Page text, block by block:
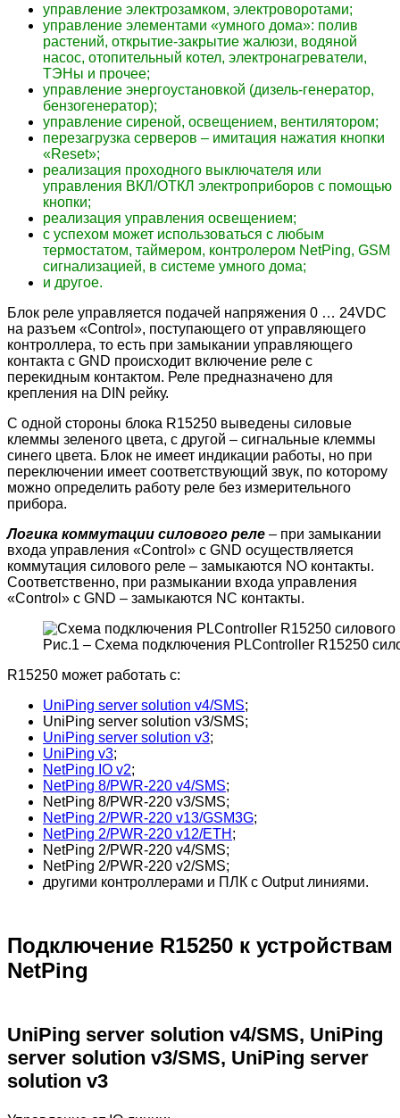
управление электрозамком, электроворотами;
управление элементами «умного дома»: полив
растений, открытие-закрытие жалюзи, водяной
насос, отопительный котел, электронагреватели,
ТЭНы и прочее;
управление энергоустановкой (дизель-генератор,
бензогенератор);
управление сиреной, освещением, вентилятором;
перезагрузка серверов – имитация нажатия кнопки
«Reset»;
реализация проходного выключателя или
управления ВКЛ/ОТКЛ электроприборов с помощью
кнопки;
реализация управления освещением;
с успехом может использоваться с любым
термостатом, таймером, контролером NetPing, GSM
сигнализацией, в системе умного дома;
и другое.
Блок реле управляется подачей напряжения 0 … 24VDC
на разъем «Control», поступающего от управляющего
контроллера, то есть при замыкании управляющего
контакта с GND происходит включение реле с
перекидным контактом. Реле предназначено для
крепления на DIN рейку.
С одной стороны блока R15250 выведены силовые
клеммы зеленого цвета, с другой – сигнальные клеммы
синего цвета. Блок не имеет индикации работы, но при
переключении имеет соответствующий звук, по которому
можно определить работу реле без измерительного
прибора.
Логика коммутации силового реле – при замыкании
входа управления «Control» с GND осуществляется
коммутация силового реле – замыкаются NO контакты.
Соответственно, при размыкании входа управления
«Control» с GND – замыкаются NC контакты.
Рис.1 – Схема подключения PLController R15250
R15250 может работать с:
UniPing server solution v4/SMS;
UniPing server solution v3/SMS;
UniPing server solution v3;
UniPing v3;
NetPing IO v2;
NetPing 8/PWR-220 v4/SMS;
NetPing 8/PWR-220 v3/SMS;
NetPing 2/PWR-220 v13/GSM3G;
NetPing 2/PWR-220 v12/ETH ;
NetPing 2/PWR-220 v4/SMS;
NetPing 2/PWR-220 v2/SMS;
другими контроллерами и ПЛК с Output линиями.
Подключение R15250 к устройствам
NetPing
UniPing server solution v4/SMS, UniPing
server solution v3/SMS, UniPing server
solution v3